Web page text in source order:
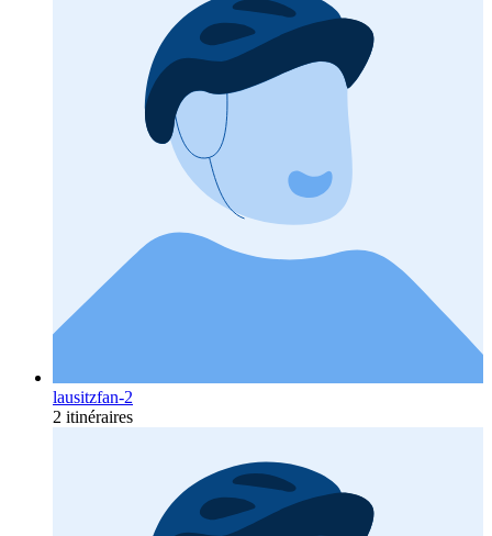
lausitzfan-2
2 itinéraires